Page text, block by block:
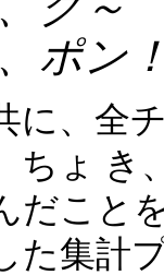
ポン
に、全
ちょ き
だこと
た集計